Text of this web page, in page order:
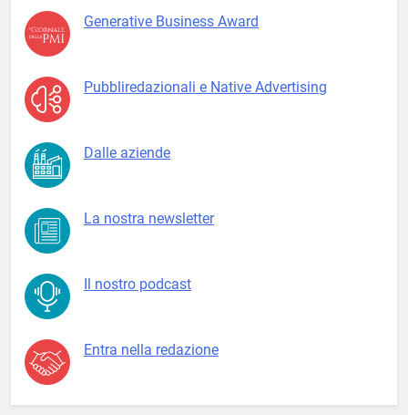
Generative Business Award
Pubbliredazionali e Native Advertising
Dalle aziende
La nostra newsletter
Il nostro podcast
Entra nella redazione